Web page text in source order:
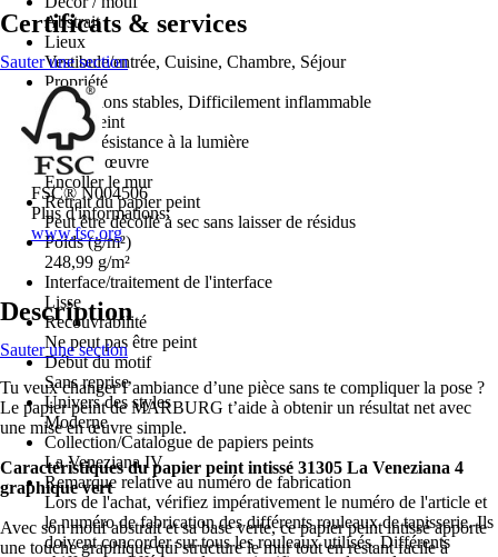
Abstrait
Lieux
Vestibule/entrée, Cuisine, Chambre, Séjour
Propriété
Dimensions stables, Difficilement inflammable
Grand-teint
Bonne résistance à la lumière
Mise en œuvre
Encoller le mur
Retrait du papier peint
Peut être décollé à sec sans laisser de résidus
Poids (g/m²)
248,99 g/m²
Interface/traitement de l'interface
Lisse
Recouvrabilité
Ne peut pas être peint
Début du motif
Sans reprise
Univers des styles
Moderne
Collection/Catalogue de papiers peints
La Veneziana IV
Remarque relative au numéro de fabrication
Lors de l'achat, vérifiez impérativement le numéro de l'article et
le numéro de fabrication des différents rouleaux de tapisserie. Ils
doivent concorder sur tous les rouleaux utilisés. Différents
Certificats & services
Sauter une section
FSC® N004506
Plus d'informations:
www.fsc.org
Description
Sauter une section
Tu veux changer l’ambiance d’une pièce sans te compliquer la pose ?
Le papier peint de MARBURG t’aide à obtenir un résultat net avec
une mise en œuvre simple.
Caractéristiques du papier peint intissé 31305 La Veneziana 4
graphique vert
Avec son motif abstrait et sa base verte, ce papier peint intissé apporte
une touche graphique qui structure le mur tout en restant facile à